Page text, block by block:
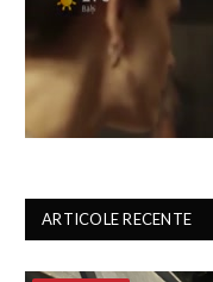
ARTICOLE RECENTE